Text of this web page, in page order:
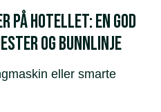
på hotellet: En god
og bunnlinje
eller smarte